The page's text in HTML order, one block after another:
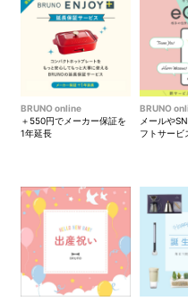
BRUNO online
＋550円でメーカー保証を
1年延長
BRUNO
メールや
フトサービ